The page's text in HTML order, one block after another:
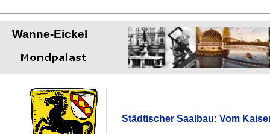
Städtischer Saalbau: Vom
Wanne-Eickel